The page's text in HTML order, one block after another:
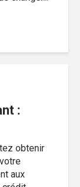
:
obtenir
aux